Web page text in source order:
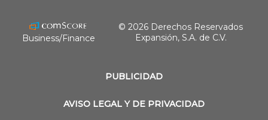
PUBLICIDAD
AVISO LEGAL Y DE PRIVACIDAD
Business/Finance
© 2026 Derechos Reservados
Expansión, S.A. de C.V.